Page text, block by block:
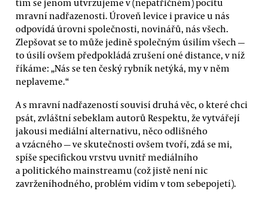
mravní nadřazenosti. Úroveň levice i pravice u nás
odpovídá úrovni společnosti, novinářů, nás všech.
Zlepšovat se to může jedině společným úsilím všech —
to úsilí ovšem předpokládá zrušení oné distance, v níž
říkáme: „Nás se ten český rybník netýká, my v něm
neplaveme.“
A s mravní nadřazeností souvisí druhá věc, o které chci
psát, zvláštní sebeklam autorů Respektu, že vytvářejí
jakousi mediální alternativu, něco odlišného
a vzácného — ve skutečnosti ovšem tvoří, zdá se mi,
spíše specifickou vrstvu uvnitř mediálního
a politického mainstreamu (což jistě není nic
zavrženíhodného, problém vidím v tom sebepojetí).